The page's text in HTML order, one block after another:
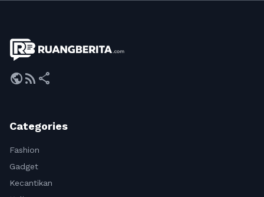
publicrss_feed share
Categories
Fashion
Gadget
Kecantikan